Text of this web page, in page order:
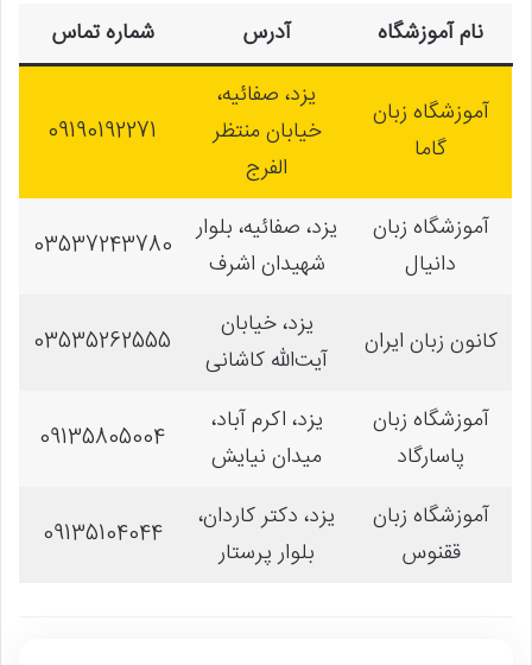
نام آموزشگاه آدرس شماره تماس
آموزشگاه زبان
گاما
یزد، صفائیه،
خیابان منتظر
الفرج
09190192271
آموزشگاه زبان
دانیال
یزد، صفائیه، بلوار
شهیدان اشرف
03537243780
کانون زبان ایران
یزد، خیابان
آیت‌الله کاشانی
03535262555
آموزشگاه زبان
پاسارگاد
یزد، اکرم آباد،
میدان نیایش
09135805004
آموزشگاه زبان
ققنوس
یزد، دکتر کاردان،
بلوار پرستار
09135104044